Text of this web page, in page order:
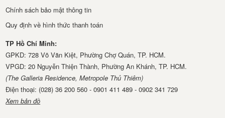
Chính sách bảo mật thông tin
Quy định về hình thức thanh toán
TP Hồ Chí Minh:
GPKD: 728 Võ Văn Kiệt, Phường Chợ Quán, TP. HCM.
VPGD: 20 Nguyễn Thiện Thành, Phường An Khánh, TP. HCM.
(The Galleria Residence, Metropole Thủ Thiêm)
Điện thoại: (028) 36 200 560 - 0901 411 489 - 0902 341 729
Xem bản đồ